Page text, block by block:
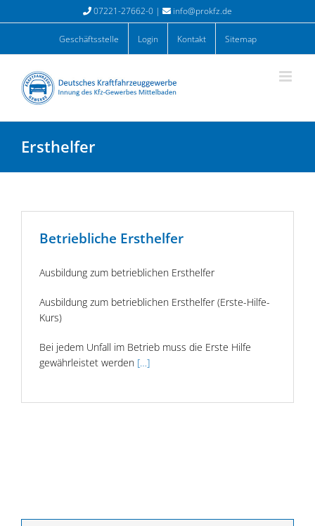
Inhalt
07221-27662-0 | info@prokfz.de
Geschäftsstelle Login Kontakt Sitemap
Ersthelfer
Betriebliche Ersthelfer
Ausbildung zum betrieblichen Ersthelfer
Ausbildung zum betrieblichen Ersthelfer (Erste-Hilfe-
Kurs)
Bei jedem Unfall im Betrieb muss die Erste Hilfe
gewährleistet werden […]